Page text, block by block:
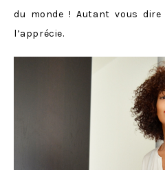
du monde ! Autant vous
l’apprécie.